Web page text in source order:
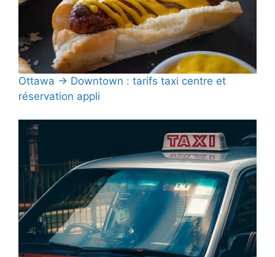
Ottawa → Downtown : tarifs taxi centre et
réservation appli